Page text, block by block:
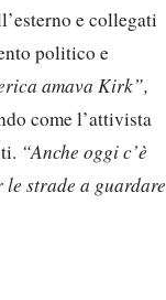
e collegati
politico e
amava Kirk”,
come l’attivista
“Anche oggi c’è
strade a guardare